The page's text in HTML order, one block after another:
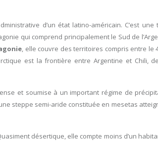
d’un état latino-américain. C’est
qui comprend principalement le Sud de
, elle couvre des territoires compris entre le
est la frontière entre Argentine et Chili,
et soumise à un important régime de
steppe semi-aride constituée en mesetas
désertique, elle compte moins d’un